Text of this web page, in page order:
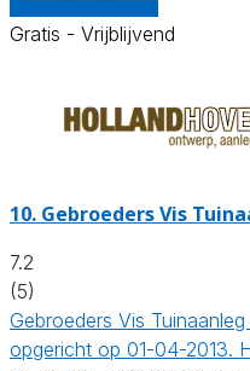
Gratis - Vrijblijvend
10. Gebroeders Vis
7.2
(5)
Gebroeders Vis
opgericht op 01-04-2013.